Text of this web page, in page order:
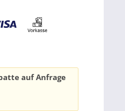
auf Anfrage